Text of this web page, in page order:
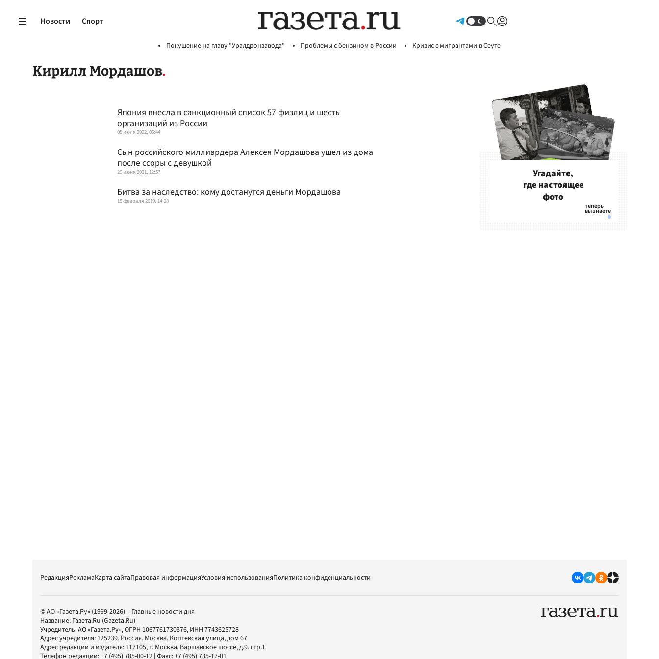
Новости Спорт
Покушение на главу "Уралдронзавода" Проблемы с бензином в России Кризис с мигрантами в Сеуте
Кирилл Мордашов
Япония внесла в санкционный список 57 физлиц и шесть
организаций из России
05 июля 2022, 06:44
Сын российского миллиардера Алексея Мордашова ушел из дома
после ссоры с девушкой
29 июня 2021, 12:57
Битва за наследство: кому достанутся деньги Мордашова
15 февраля 2019, 14:28
Угадайте,
где настоящее
фото
РедакцияРекламаКарта сайтаПравовая информацияУсловия использованияПолитика конфиденциальности
© АО «Газета.Ру» (1999-2026) – Главные новости дня
Название: Газета.Ru (Gazeta.Ru)
Учредитель:АО «Газета.Ру», ОГРН 1067761730376, ИНН 7743625728
Адрес учредителя: 125239, Россия, Москва, Коптевская улица, дом 67
Адрес редакции и издателя: 117105, г. Москва, Варшавское шоссе, д.9, стр.1
Телефон редакции:+7 (495) 785-00-12 | Факс:+7 (495) 785-17-01